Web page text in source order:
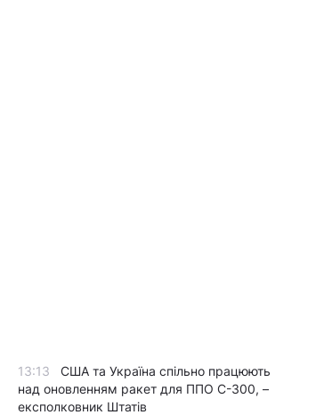
13:13
США та Україна спільно працюють
над оновленням ракет для ППО С-300, –
експолковник Штатів